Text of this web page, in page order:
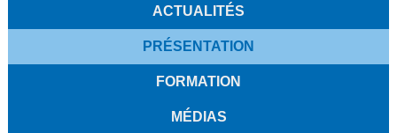
ACTUALITÉS
PRÉSENTATION
FORMATION
MÉDIAS